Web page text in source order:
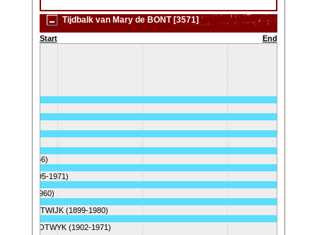
Tijdbalk van Mary de BONT [3571]
Start End
KLOOTWYK (1902-1971)
KLOOTWIJK (1899-1980)
(1895-1971)
(1895-1960)
(1893-1966)